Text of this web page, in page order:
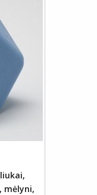
mėlyni,